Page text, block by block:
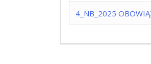
4_NB_2025